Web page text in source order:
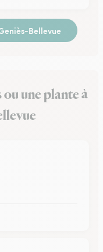
Bellevue
une plante à